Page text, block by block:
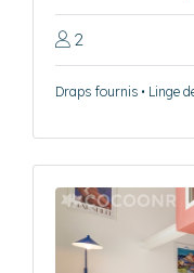
2
Draps fournis • Linge